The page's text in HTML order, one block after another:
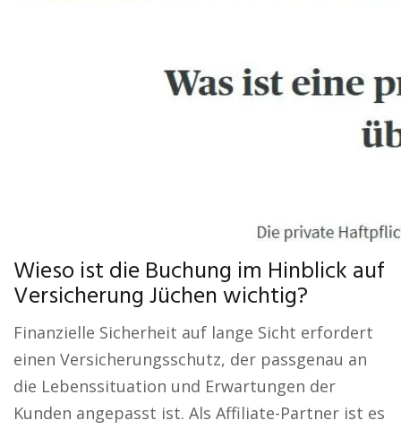
Wieso ist die Buchung im Hinblick auf
Versicherung Jüchen wichtig?
Finanzielle Sicherheit auf lange Sicht erfordert
einen Versicherungsschutz, der passgenau an
die Lebenssituation und Erwartungen der
Kunden angepasst ist. Als Affiliate-Partner ist es